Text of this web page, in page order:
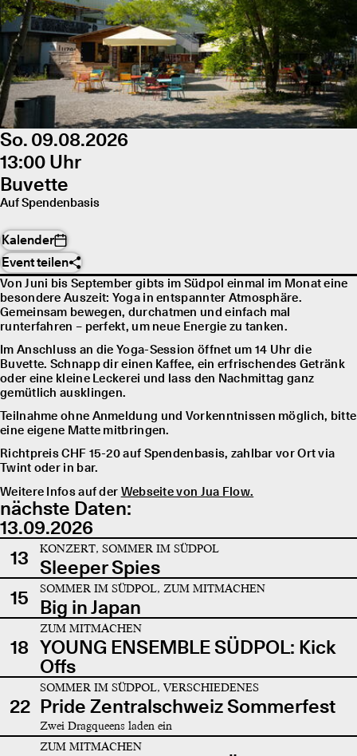
So. 09.08.2026
13:00 Uhr
Buvette
Auf Spendenbasis
Kalender
Event teilen
Von Juni bis September gibts im Südpol einmal im Monat eine
besondere Auszeit: Yoga in entspannter Atmosphäre.
Gemeinsam bewegen, durchatmen und einfach mal
runterfahren – perfekt, um neue Energie zu tanken.
Im Anschluss an die Yoga-Session öffnet um 14 Uhr die
Buvette. Schnapp dir einen Kaffee, ein erfrischendes Getränk
oder eine kleine Leckerei und lass den Nachmittag ganz
gemütlich ausklingen.
Teilnahme ohne Anmeldung und Vorkenntnissen möglich, bitte
eine eigene Matte mitbringen.
Richtpreis CHF 15-20 auf Spendenbasis, zahlbar vor Ort via
Twint oder in bar.
Weitere Infos auf der Webseite von Jua Flow.
nächste Daten:
13.09.2026
13
KONZERT, SOMMER IM SÜDPOL
Sleeper Spies
15
SOMMER IM SÜDPOL, ZUM MITMACHEN
Big in Japan
18
ZUM MITMACHEN
YOUNG ENSEMBLE SÜDPOL: Kick
Offs
22
SOMMER IM SÜDPOL, VERSCHIEDENES
Pride Zentralschweiz Sommerfest
Zwei Dragqueens laden ein
ZUM MITMACHEN